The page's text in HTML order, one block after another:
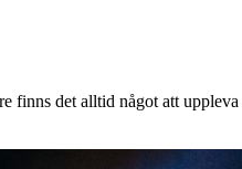
finns det alltid något att uppleva